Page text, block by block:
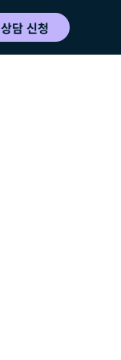
상담 신청